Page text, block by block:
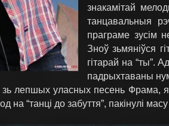
знакамітай
танцавальныя
праграме зусім
Зноў зьмяніўся
гітарай на “ты”.
падрыхтаваны
зь лепшых уласных песень Фрама,
на “танці до забуття”, пакінулі